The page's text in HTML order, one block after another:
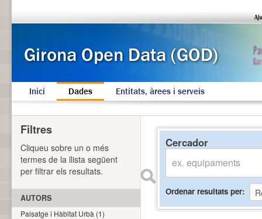
Inici Dades Entitats, àrees i serveis
Cercador
Ordenar resultats per
Filtres
Cliqueu sobre un o més
termes de la llista següent
per filtrar els resultats.
AUTORS
Paisatge i Hàbitat Urbà (1)